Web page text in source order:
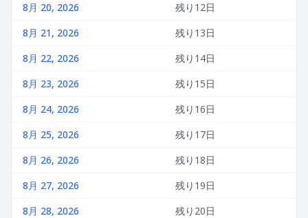
8月 20, 2026
残り12日
8月 21, 2026
残り13日
8月 22, 2026
残り14日
8月 23, 2026
残り15日
8月 24, 2026
残り16日
8月 25, 2026
残り17日
8月 26, 2026
残り18日
8月 27, 2026
残り19日
8月 28, 2026
残り20日